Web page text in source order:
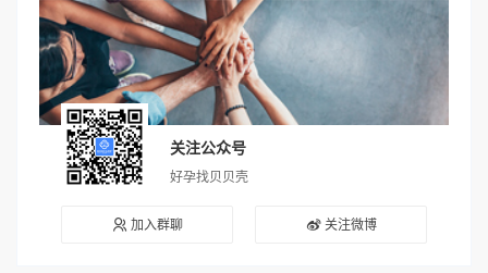
关注公众号
好孕找贝贝壳
加入群聊 关注微博